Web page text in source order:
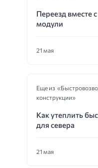
Переезд вместе
модули
21 мая
Еще из
конструкции»
Как утеплить
для севера
21 мая